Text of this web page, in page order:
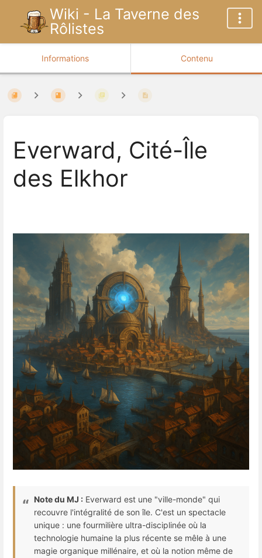
Wiki - La Taverne des
Rôlistes
Informations Contenu
Everward, Cité-Île
des Elkhor
Note du MJ : Everward est une "ville-monde" qui
recouvre l'intégralité de son île. C'est un spectacle
unique : une fourmilière ultra-disciplinée où la
technologie humaine la plus récente se mêle à une
magie organique millénaire, et où la notion même de